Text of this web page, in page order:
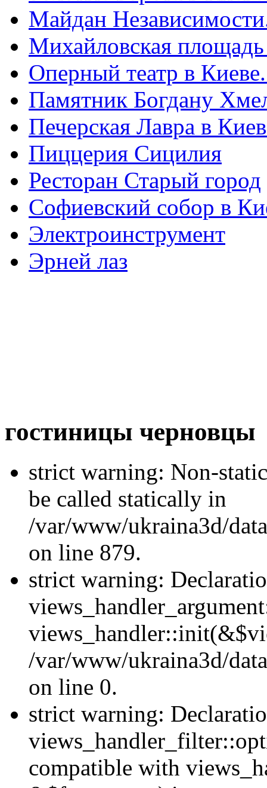
Майдан
Михайловская
Оперный театр в
Памятник Богдану
Печерская Лавра в
Пиццерия Сицилия
Ресторан Старый город
Софиевский собор в
Электроинструмент
Эрней лаз
гостиницы черновцы
strict warning: Non-
be called statically in
/var/www/ukraina3d/
on line 879.
strict warning:
/var/www/ukraina3d/
on line 0.
strict warning:
compatible with